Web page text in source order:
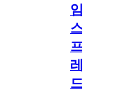
임
스
프
레
드]